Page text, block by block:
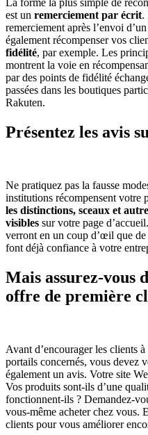
La forme la plus simple de
est un remerciement par écrit.
remerciement après l’envoi
également récompenser vos
fidélité, par exemple. Les
montrent la voie en
par des points de fidélité
passées dans les boutiques
Rakuten.
Présentez les avis
Ne pratiquez pas la fausse
institutions récompensent votre
les distinctions, sceaux et
visibles sur votre page
verront en un coup d’œil que
font déjà confiance à votre
Mais assurez-vous
offre de première
Avant d’encourager les clients
portails concernés, vous devez
également un avis. Votre site
Vos produits sont-ils d’une
fonctionnent-ils ? Demandez-
vous-même acheter chez vous.
clients pour vous améliorer